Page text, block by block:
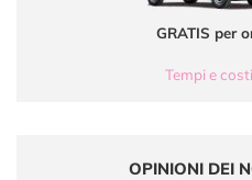
GRATIS per
Tempi e
OPINIONI DEI